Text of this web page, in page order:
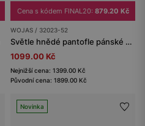
Cena s kódem FINAL20: 879.20 Kč
WOJAS / 32023-52
Světle hnědé pantofle pánské s kříženými pásky
1099.00 Kč
Nejnižší cena: 1399.00 Kč
Původní cena: 1899.00 Kč
Novinka